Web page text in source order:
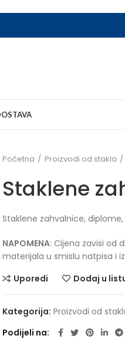
Početna Proizvodi od stakla
Staklene
Staklene zahvalnice,
NAPOMENA: Cijena zavisi od
materijala u smislu natpisa i
Uporedi
Dodaj u
Kategorija: Proizvodi od
Podijeli na